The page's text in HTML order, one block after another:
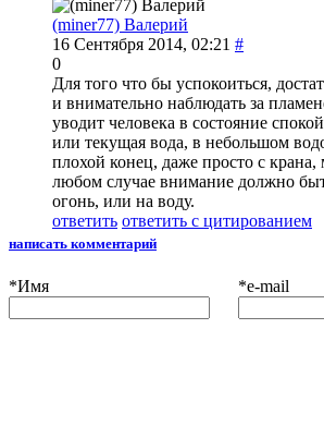
(miner77) Валерий
16 Сентября 2014, 02:21 #
0
Для того что бы успокоиться,
и внимательно наблюдать за
уводит человека в состояние
или текущая вода, в небольшом
плохой конец, даже просто с крана,
любом случае внимание должно
огонь, или на воду.
ответить ответить с цитированием
написать комментарий
*Имя *e-mail